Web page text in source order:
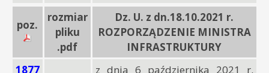
poz.
rozmiar
pliku
.pdf
Dz. U. z dn.18.10.2021 r.
ROZPORZĄDZENIE MINISTRA
INFRASTRUKTURY
1877
z dnia 6 października 2021 r.